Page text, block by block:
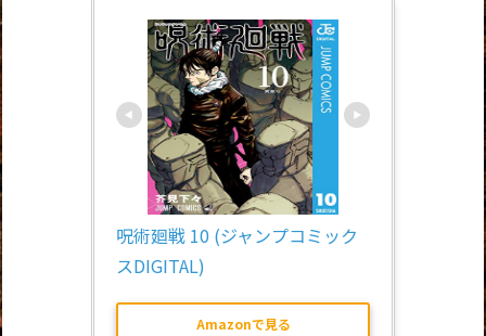
呪術廻戦 10 (ジャンプコミック
スDIGITAL)
Amazonで見る